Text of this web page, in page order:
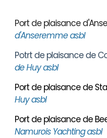
Port de plaisance
d'Anseremme asbl
Potrt de plaisance de
de Huy asbl
Port de plaisance de
Huy asbl
Port de plaisance de
Namurois Yachting asbl